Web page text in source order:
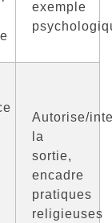
exemple
Autorise/
la
sortie,
encadre
pratiques
religieuses